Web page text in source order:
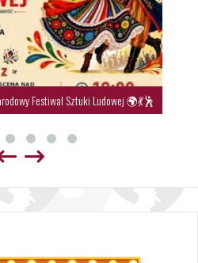
Festiwal Sztuki Ludowej 🌍💃🕺